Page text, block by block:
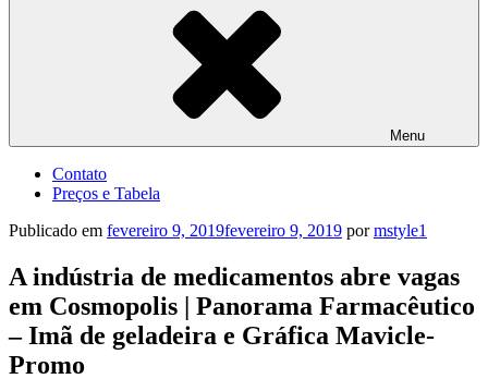
Menu
Contato
Preços e Tabela
Publicado em fevereiro 9, 2019fevereiro 9, 2019 pormstyle1
A indústria de medicamentos abre vagas
em Cosmopolis | Panorama Farmacêutico
– Imã de geladeira e Gráfica Mavicle-
Promo